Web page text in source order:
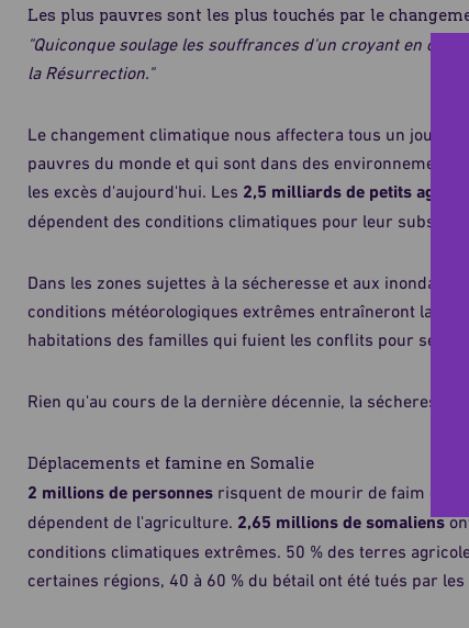
Les plus pauvres sont les plus touchés par le
"Quiconque soulage les souffrances d'un croyant en ce
la Résurrection."
Le changement climatique nous affectera tous un jour,
pauvres du monde et qui sont dans des environnements
les excès d'aujourd'hui. Les 2,5 milliards de petits
dépendent des conditions climatiques pour leur
Dans les zones sujettes à la sécheresse et aux
conditions météorologiques extrêmes entraîneront la
habitations des familles qui fuient les conflits pour se
Rien qu'au cours de la dernière décennie, la sécheresse a
Déplacements et famine en Somalie
2 millions de personnes risquent de mourir de faim en
dépendent de l'agriculture. 2,65 millions de somaliens
conditions climatiques extrêmes. 50 % des terres
certaines régions, 40 à 60 % du bétail ont été tués par les